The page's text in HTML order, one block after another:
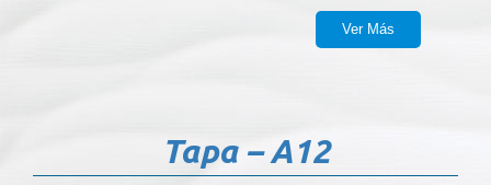
Ver Más
Tapa – A12